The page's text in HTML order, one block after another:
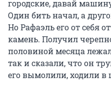
городские, давай
Один бить начал, а
Но Рафаэль его от себя
камень. Получил
половиной месяца
так и сказали, что он
его вымолили, ходили в